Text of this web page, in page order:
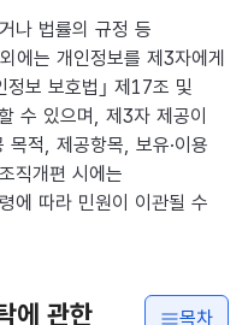
나 법률의 규정 등
에는 개인정보를 제3자에게
정보 보호법｣ 제17조 및
수 있으며, 제3자 제공이
적, 제공항목, 보유·이용
직개편 시에는
에 따라 민원이 이관될 수
에 관한
목차